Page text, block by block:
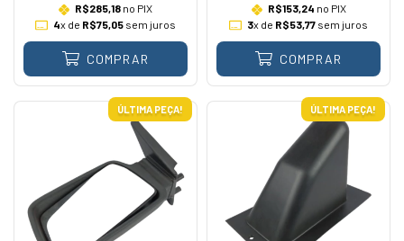
R$285,18 no PIX
4x de R$75,05sem juros
COMPRAR
R$153,24 no PIX
3x de R$53,77sem juros
COMPRAR
ÚLTIMA PEÇA! ÚLTIMA PEÇA!